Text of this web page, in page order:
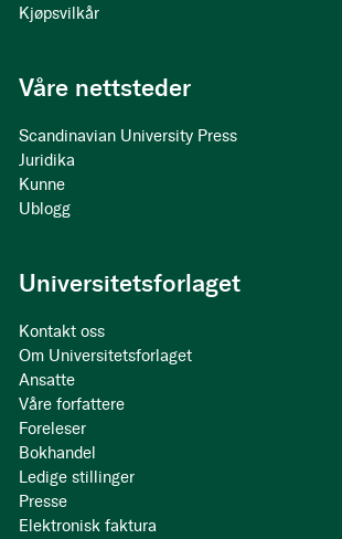
Kjøpsvilkår
Våre nettsteder
Scandinavian University Press
Juridika
Kunne
Ublogg
Universitetsforlaget
Kontakt oss
Om Universitetsforlaget
Ansatte
Våre forfattere
Foreleser
Bokhandel
Ledige stillinger
Presse
Elektronisk faktura